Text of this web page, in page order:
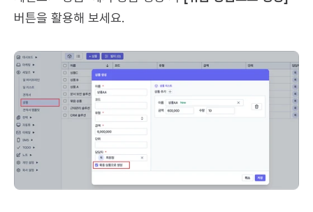
버튼을 활용해 보세요.